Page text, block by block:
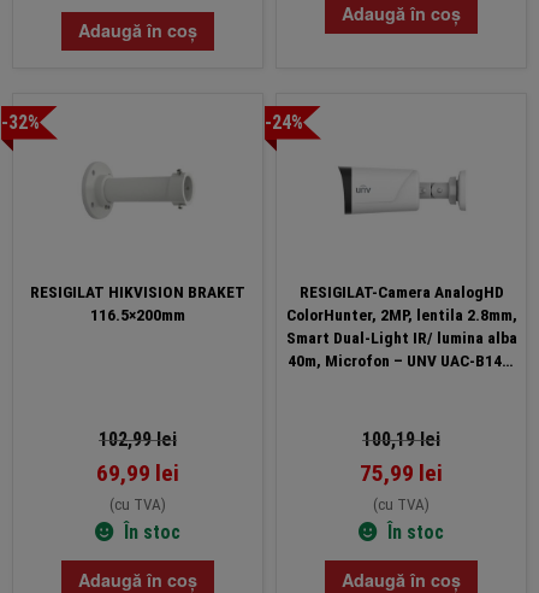
Adaugă în coș
Adaugă în coș
-32%
RESIGILAT HIKVISION BRAKET
116.5×200mm
102,99lei
69,99 lei
(cu TVA)
În stoc
Adaugă în coș
-24%
RESIGILAT-Camera AnalogHD
ColorHunter, 2MP, lentila 2.8mm,
Smart Dual-Light IR/ lumina alba
40m, Microfon – UNV UAC-B142-
100,19lei
75,99 lei
(cu TVA)
În stoc
Adaugă în coș